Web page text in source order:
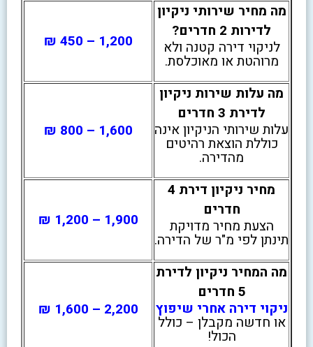
מה מחיר שירותי ניקיון
לדירות 2 חדרים?
לניקוי דירה קטנה ולא
מרוהטת או מאוכלסת.
1,200 – 450 ₪
מה עלות שירות ניקיון
לדירת 3 חדרים
עלות שירותי הניקיון אינה
כוללת הוצאת רהיטים
מהדירה.
1,600 – 800 ₪
מחיר ניקיון דירת 4
חדרים
הצעת מחיר מדויקת
תינתן לפי מ"ר של הדירה.
1,900 – 1,200 ₪
מה המחיר ניקיון לדירת
5 חדרים
ניקוי דירה אחרי שיפוץ
או חדשה מקבלן – כולל
הכול!
2,200 – 1,600 ₪